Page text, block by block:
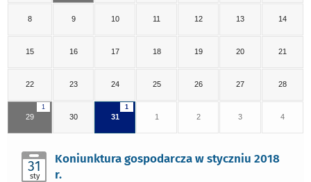
8 9 10 11 12 13 14
15 16 17 18 19 20 21
22 23 24 25 26 27 28
1
29 30
1
31 1 2 3 4
31
sty
Koniunktura gospodarcza w styczniu 2018
r.